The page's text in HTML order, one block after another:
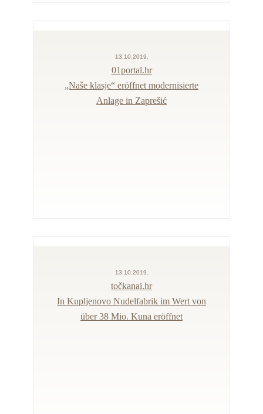
13.10.2019.
01portal.hr
„Naše klasje“ eröffnet modernisierte
Anlage in Zaprešić
13.10.2019.
točkanai.hr
In Kupljenovo Nudelfabrik im Wert von
über 38 Mio. Kuna eröffnet